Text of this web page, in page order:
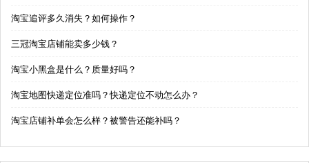
淘宝追评多久消失？如何操作？
三冠淘宝店铺能卖多少钱？
淘宝小黑盒是什么？质量好吗？
淘宝地图快递定位准吗？快递定位不动怎么办？
淘宝店铺补单会怎么样？被警告还能补吗？